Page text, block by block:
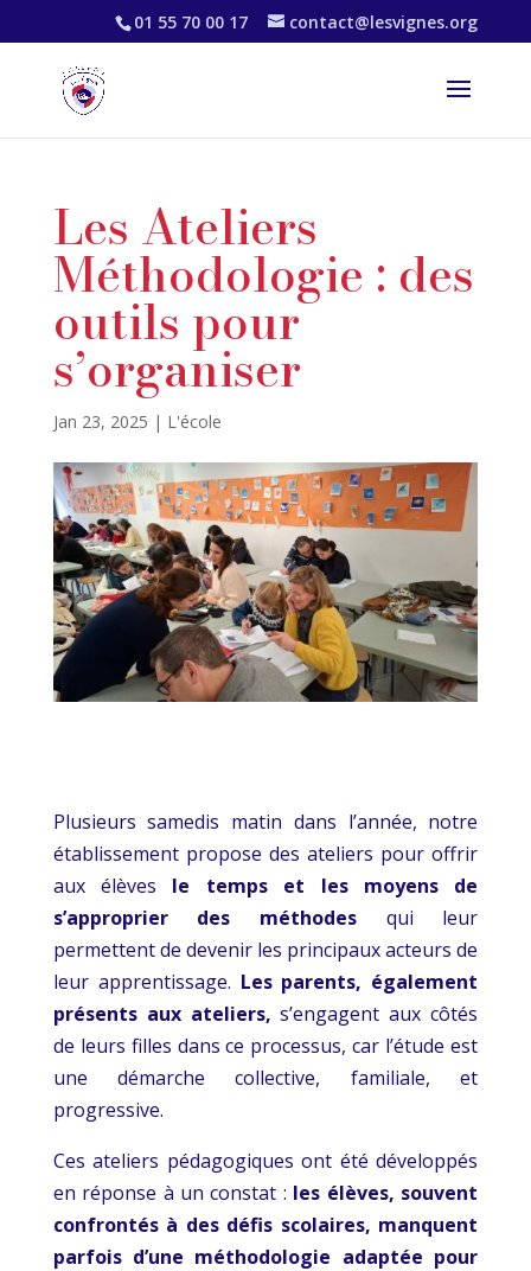
01 55 70 00 17 contact@lesvignes.org
Les Ateliers
Méthodologie : des
outils pour
s’organiser
Jan 23, 2025 | L'école
Plusieurs samedis matin dans l’année, notre
établissement propose des ateliers pour offrir
aux élèves le temps et les moyens de
s’approprier des méthodes qui leur
permettent de devenir les principaux acteurs de
leur apprentissage. Les parents, également
présents aux ateliers, s’engagent aux côtés
de leurs filles dans ce processus, car l’étude est
une démarche collective, familiale, et
progressive.
Ces ateliers pédagogiques ont été développés
en réponse à un constat : les élèves, souvent
confrontés à des défis scolaires, manquent
parfois d’une méthodologie adaptée pour